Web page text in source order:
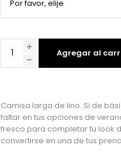
Agregar al
Camisa larga de lino. Si de
faltar en tus opciones de
fresco para completar tu look
convertirse en una de tus